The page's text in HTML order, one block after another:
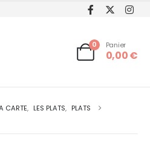
0 Panier
0,00€
CARTE, LES PLATS, PLATS